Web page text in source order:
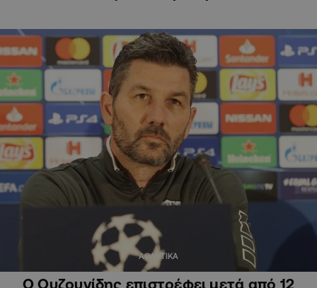
ΑΘΛΗΤΙΚΑ
Ο Ουζουνίδης επιστρέφει μετά από 12